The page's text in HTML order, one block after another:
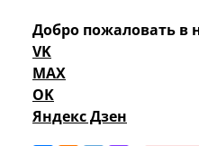
Добро пожаловать в
VK
MAX
OK
Яндекс Дзен